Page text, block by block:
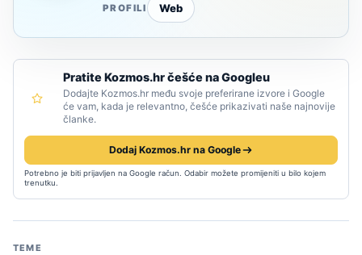
PROFILI Web
Pratite Kozmos.hr češće na Googleu
Dodajte Kozmos.hr među svoje preferirane izvore i Google
će vam, kada je relevantno, češće prikazivati naše najnovije
članke.
Dodaj Kozmos.hr na Google
Potrebno je biti prijavljen na Google račun. Odabir možete promijeniti u bilo kojem
trenutku.
TEME